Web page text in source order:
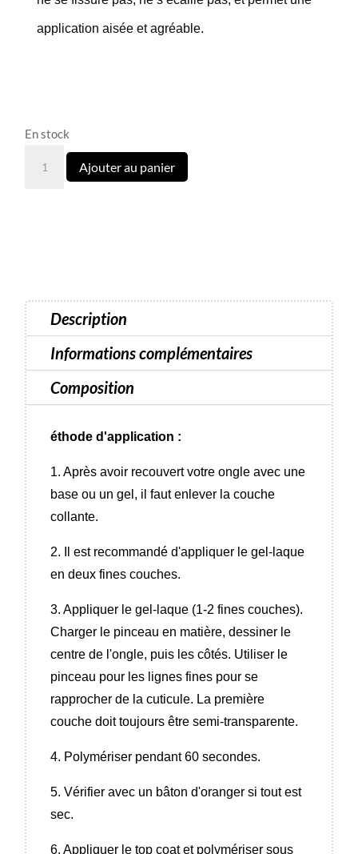
application aisée et agréable.
En stock
quantité
Color
-
8
ml
Ajouter au panier
Description
Informations complémentaires
Composition
éthode d'application :
1. Après avoir recouvert votre ongle avec une
base ou un gel, il faut enlever la couche
collante.
2. Il est recommandé d'appliquer le gel-laque
en deux fines couches.
3. Appliquer le gel-laque (1-2 fines couches).
Charger le pinceau en matière, dessiner le
centre de l'ongle, puis les côtés. Utiliser le
pinceau pour les lignes fines pour se
rapprocher de la cuticule. La première
couche doit toujours être semi-transparente.
4. Polymériser pendant 60 secondes.
5. Vérifier avec un bâton d'oranger si tout est
sec.
6. Appliquer le top coat et polymériser sous